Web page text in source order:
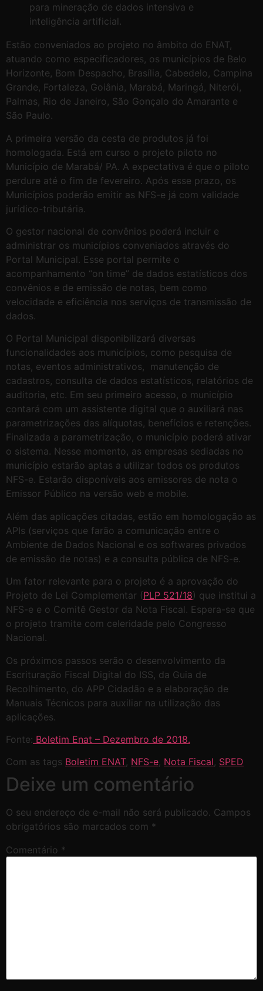
para mineração de dados intensiva e
inteligência artificial.
Estão conveniados ao projeto no âmbito do ENAT,
atuando como especificadores, os municípios de Belo
Horizonte, Bom Despacho, Brasília, Cabedelo, Campina
Grande, Fortaleza, Goiânia, Marabá, Maringá, Niterói,
Palmas, Rio de Janeiro, São Gonçalo do Amarante e
São Paulo.
A primeira versão da cesta de produtos já foi
homologada. Está em curso o projeto piloto no
Município de Marabá/ PA. A expectativa é que o piloto
perdure até o fim de fevereiro. Após esse prazo, os
Municípios poderão emitir as NFS-e já com validade
jurídico-tributária.
O gestor nacional de convênios poderá incluir e
administrar os municípios conveniados através do
Portal Municipal. Esse portal permite o
acompanhamento “on time” de dados estatísticos dos
convênios e de emissão de notas, bem como
velocidade e eficiência nos serviços de transmissão de
dados.
O Portal Municipal disponibilizará diversas
funcionalidades aos municípios, como pesquisa de
notas, eventos administrativos, manutenção de
cadastros, consulta de dados estatísticos, relatórios de
auditoria, etc. Em seu primeiro acesso, o município
contará com um assistente digital que o auxiliará nas
parametrizações das alíquotas, benefícios e retenções.
Finalizada a parametrização, o município poderá ativar
o sistema. Nesse momento, as empresas sediadas no
município estarão aptas a utilizar todos os produtos
NFS-e. Estarão disponíveis aos emissores de nota o
Emissor Público na versão web e mobile.
Além das aplicações citadas, estão em homologação as
APIs (serviços que farão a comunicação entre o
Ambiente de Dados Nacional e os softwares privados
de emissão de notas) e a consulta pública de NFS-e.
Um fator relevante para o projeto é a aprovação do
Projeto de Lei Complementar (PLP 521/18) que institui a
NFS-e e o Comitê Gestor da Nota Fiscal. Espera-se que
o projeto tramite com celeridade pelo Congresso
Nacional.
Os próximos passos serão o desenvolvimento da
Escrituração Fiscal Digital do ISS, da Guia de
Recolhimento, do APP Cidadão e a elaboração de
Manuais Técnicos para auxiliar na utilização das
aplicações.
Fonte: Boletim Enat – Dezembro de 2018.
Com as tags Boletim ENAT, NFS-e, Nota Fiscal, SPED
Deixe um comentário
O seu endereço de e-mail não será publicado. Campos
obrigatórios são marcados com *
Comentário *